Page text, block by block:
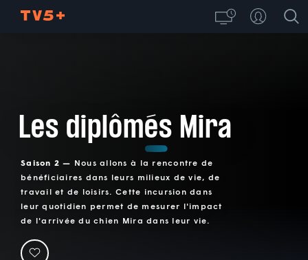
Les diplômés Mira
Saison 2 — Nous allons à la rencontre de
bénéficiaires dans leurs milieux de vie, de
travail et de loisirs. Cette incursion dans
leur quotidien permet de mesurer l'impact
de l'arrivée du chien Mira dans leur vie.